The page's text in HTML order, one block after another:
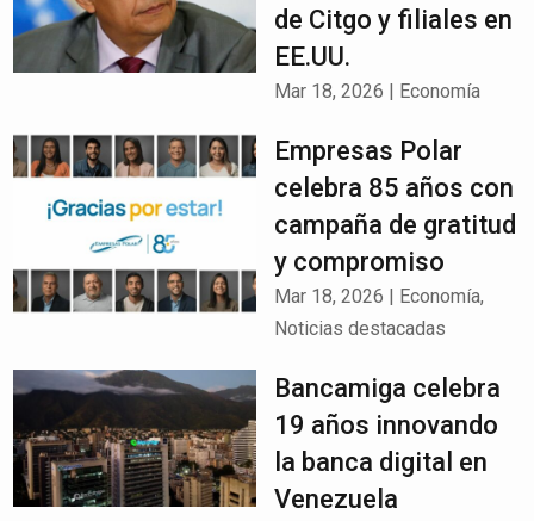
de Citgo y filiales en
EE.UU.
Mar 18, 2026 | Economía
Empresas Polar
celebra 85 años con
campaña de gratitud
y compromiso
Mar 18, 2026 | Economía,
Noticias destacadas
Bancamiga celebra
19 años innovando
la banca digital en
Venezuela